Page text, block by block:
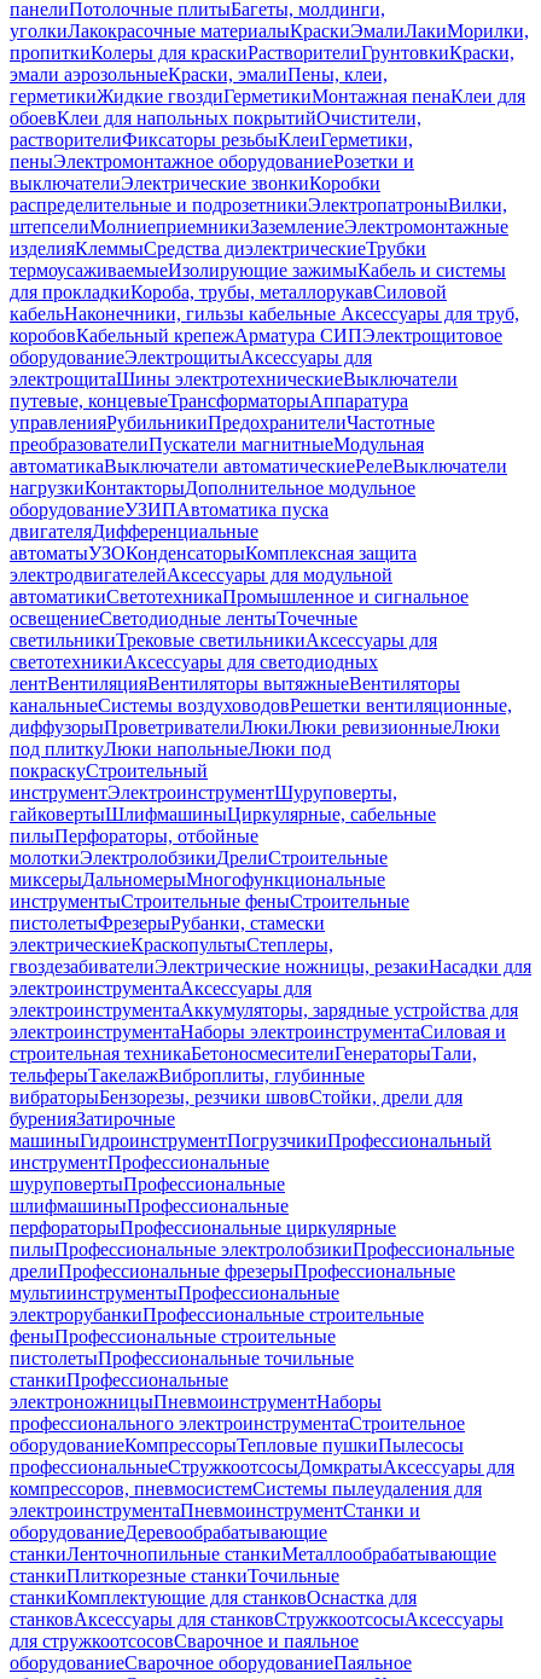
панелиПотолочные плитыБагеты, молдинги,
уголкиЛакокрасочные материалыКраскиЭмалиЛакиМорилки,
пропиткиКолеры для краскиРастворителиГрунтовкиКраски,
эмали аэрозольныеКраски, эмалиПены, клеи,
герметикиЖидкие гвоздиГерметикиМонтажная пенаКлеи для
обоевКлеи для напольных покрытийОчистители,
растворителиФиксаторы резьбыКлеиГерметики,
пеныЭлектромонтажное оборудованиеРозетки и
выключателиЭлектрические звонкиКоробки
распределительные и подрозетникиЭлектропатроныВилки,
штепселиМолниеприемникиЗаземлениеЭлектромонтажные
изделияКлеммыСредства диэлектрическиеТрубки
термоусаживаемыеИзолирующие зажимыКабель и системы
для прокладкиКороба, трубы, металлорукавСиловой
кабельНаконечники, гильзы кабельные Аксессуары для труб,
коробовКабельный крепежАрматура СИПЭлектрощитовое
оборудованиеЭлектрощитыАксессуары для
электрощитаШины электротехническиеВыключатели
путевые, концевыеТрансформаторыАппаратура
управленияРубильникиПредохранителиЧастотные
преобразователиПускатели магнитныеМодульная
автоматикаВыключатели автоматическиеРелеВыключатели
нагрузкиКонтакторыДополнительное модульное
оборудованиеУЗИПАвтоматика пуска
двигателяДифференциальные
автоматыУЗОКонденсаторыКомплексная защита
электродвигателейАксессуары для модульной
автоматикиСветотехникаПромышленное и сигнальное
освещениеСветодиодные лентыТочечные
светильникиТрековые светильникиАксессуары для
светотехникиАксессуары для светодиодных
лентВентиляцияВентиляторы вытяжныеВентиляторы
канальныеСистемы воздуховодовРешетки вентиляционные,
диффузорыПроветривателиЛюкиЛюки ревизионныеЛюки
под плиткуЛюки напольныеЛюки под
покраскуСтроительный
инструментЭлектроинструментШуруповерты,
гайковертыШлифмашиныЦиркулярные, сабельные
пилыПерфораторы, отбойные
молоткиЭлектролобзикиДрелиСтроительные
миксерыДальномерыМногофункциональные
инструментыСтроительные феныСтроительные
пистолетыФрезерыРубанки, стамески
электрическиеКраскопультыСтеплеры,
гвоздезабивателиЭлектрические ножницы, резакиНасадки для
электроинструментаАксессуары для
электроинструментаАккумуляторы, зарядные устройства для
электроинструментаНаборы электроинструментаСиловая и
строительная техникаБетоносмесителиГенераторыТали,
тельферыТакелажВиброплиты, глубинные
вибраторыБензорезы, резчики швовСтойки, дрели для
буренияЗатирочные
машиныГидроинструментПогрузчикиПрофессиональный
инструментПрофессиональные
шуруповертыПрофессиональные
шлифмашиныПрофессиональные
перфораторыПрофессиональные циркулярные
пилыПрофессиональные электролобзикиПрофессиональные
дрелиПрофессиональные фрезерыПрофессиональные
мультиинструментыПрофессиональные
электрорубанкиПрофессиональные строительные
феныПрофессиональные строительные
пистолетыПрофессиональные точильные
станкиПрофессиональные
электроножницыПневмоинструментНаборы
профессионального электроинструментаСтроительное
оборудованиеКомпрессорыТепловые пушкиПылесосы
профессиональныеСтружкоотсосыДомкратыАксессуары для
компрессоров, пневмосистемСистемы пылеудаления для
электроинструментаПневмоинструментСтанки и
оборудованиеДеревообрабатывающие
станкиЛенточнопильные станкиМеталлообрабатывающие
станкиПлиткорезные станкиТочильные
станкиКомплектующие для станковОснастка для
станковАксессуары для станковСтружкоотсосыАксессуары
для стружкоотсосовСварочное и паяльное
оборудованиеСварочное оборудованиеПаяльное